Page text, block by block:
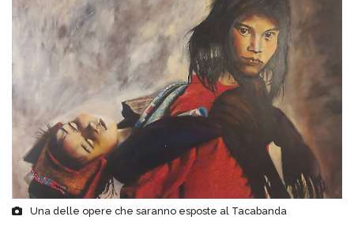
Una delle opere che saranno esposte al Tacabanda